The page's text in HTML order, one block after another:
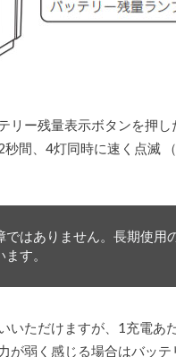
リー残量表示ボタンを押し
秒間、4灯同時に速く点滅
ではありません。長期使用
す。
いただけますが、1充電あ
が弱く感じる場合はバッ